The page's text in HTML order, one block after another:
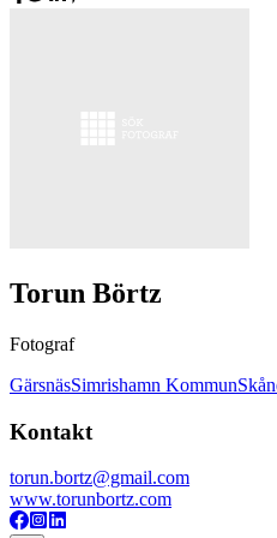
Torun Börtz
Fotograf
GärsnäsSimrishamn Kommun
Kontakt
torun.bortz@gmail.com
www.torunbortz.com